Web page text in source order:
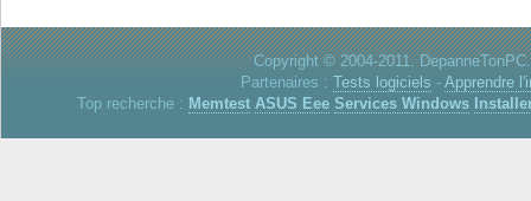
Copyright © 2004-2011.
Partenaires : Tests logiciels - Apprendre
Top recherche : Memtest ASUS Eee Services Windows